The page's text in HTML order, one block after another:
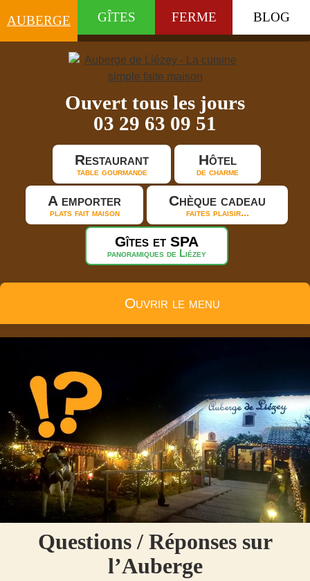
AUBERGE GÎTES FERME BLOG
Ouvert tous les jours
03 29 63 09 51
Restaurant
table gourmande
Hôtel
de charme
A emporter
plats fait maison
Chèque cadeau
faites plaisir...
Gîtes et SPA
panoramiques de Liézey
Ouvrir le menu
Questions / Réponses sur
l’Auberge